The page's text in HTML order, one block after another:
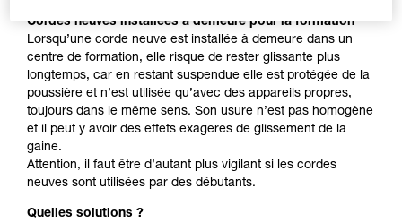
Cordes neuves installées à demeure pour la formation
Lorsqu’une corde neuve est installée à demeure dans un
centre de formation, elle risque de rester glissante plus
longtemps, car en restant suspendue elle est protégée de la
poussière et n’est utilisée qu’avec des appareils propres,
toujours dans le même sens. Son usure n’est pas homogène
et il peut y avoir des effets exagérés de glissement de la
gaine.
Attention, il faut être d’autant plus vigilant si les cordes
neuves sont utilisées par des débutants.
Quelles solutions ?